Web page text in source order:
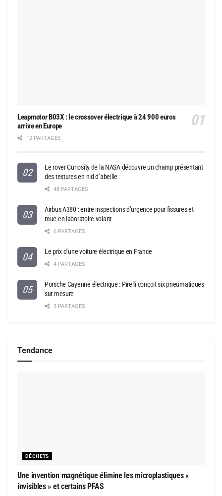
Leapmotor B03X : le crossover électrique à 24 900 euros
arrive en Europe
12 PARTAGES
Le rover Curiosity de la NASA découvre un champ présentant
des textures en nid d’abeille
48 PARTAGES
Airbus A380 : entre inspections d’urgence pour fissures et
mue en laboratoire volant
6 PARTAGES
Le prix d’une voiture électrique en France
4 PARTAGES
Porsche Cayenne électrique : Pirelli conçoit six pneumatiques
sur mesure
3 PARTAGES
Tendance
DÉCHETS
Une invention magnétique élimine les microplastiques «
invisibles » et certains PFAS